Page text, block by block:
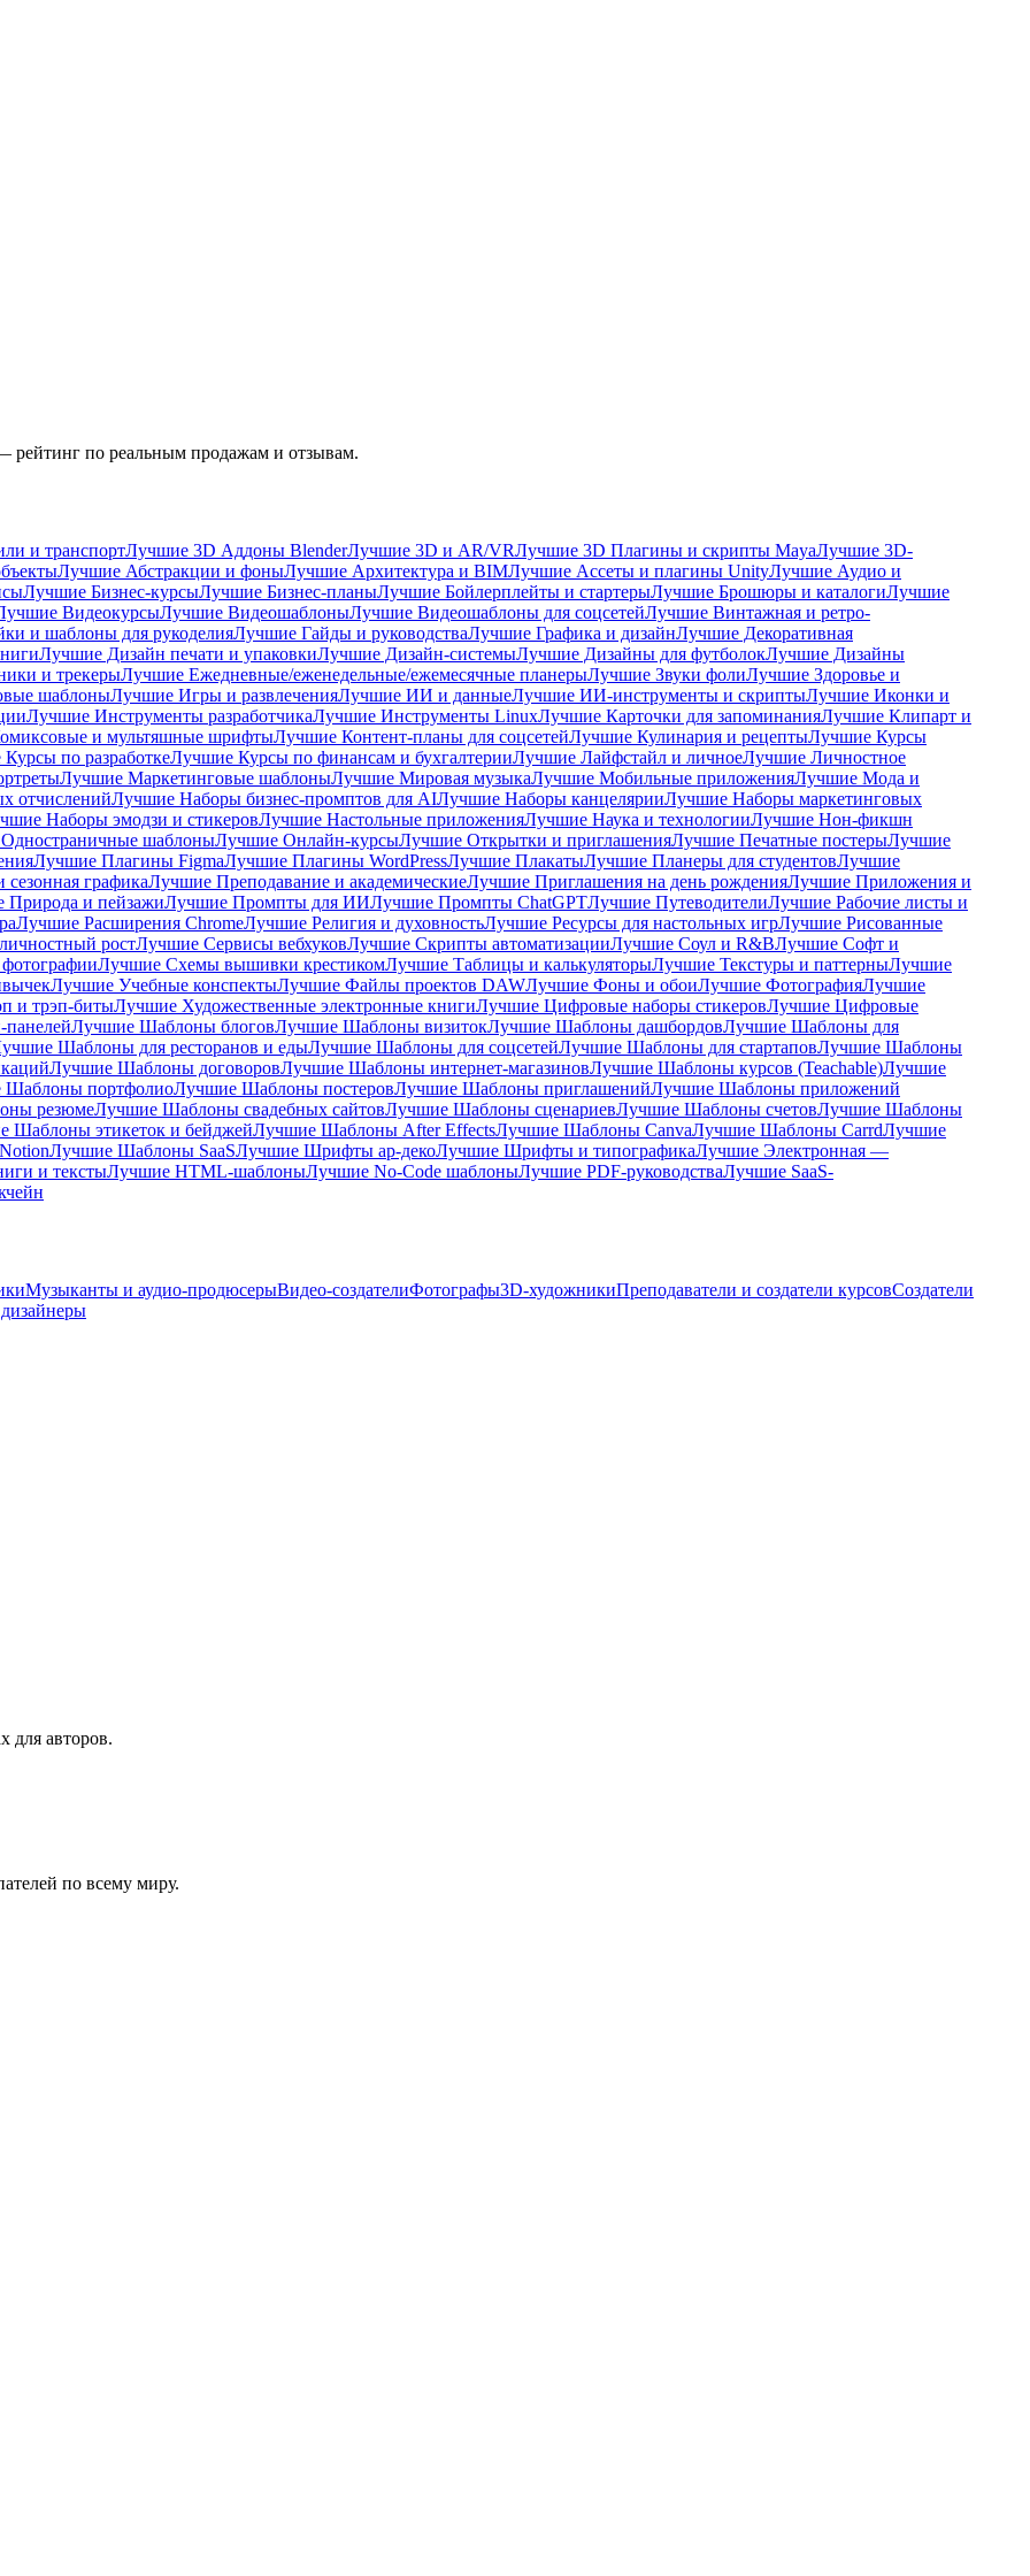
рейтинг по реальным продажам и отзывам.
и транспортЛучшие 3D Аддоны BlenderЛучшие 3D и AR/VRЛучшие 3D Плагины и скрипты MayaЛучшие 3D-
Лучшие Абстракции и фоныЛучшие Архитектура и BIMЛучшие Ассеты и плагины UnityЛучшие Аудио и
Лучшие Бизнес-курсыЛучшие Бизнес-планыЛучшие Бойлерплейты и стартерыЛучшие Брошюры и каталогиЛучшие
ВидеокурсыЛучшие ВидеошаблоныЛучшие Видеошаблоны для соцсетейЛучшие Винтажная и ретро-
и шаблоны для рукоделияЛучшие Гайды и руководстваЛучшие Графика и дизайнЛучшие Декоративная
Лучшие Дизайн печати и упаковкиЛучшие Дизайн-системыЛучшие Дизайны для футболокЛучшие Дизайны
и трекерыЛучшие Ежедневные/еженедельные/ежемесячные планерыЛучшие Звуки фолиЛучшие Здоровье и
шаблоныЛучшие Игры и развлеченияЛучшие ИИ и данныеЛучшие ИИ-инструменты и скриптыЛучшие Иконки и
Лучшие Инструменты разработчикаЛучшие Инструменты LinuxЛучшие Карточки для запоминанияЛучшие Клипарт и
и мультяшные шрифтыЛучшие Контент-планы для соцсетейЛучшие Кулинария и рецептыЛучшие Курсы
по разработкеЛучшие Курсы по финансам и бухгалтерииЛучшие Лайфстайл и личноеЛучшие Личностное
Лучшие Маркетинговые шаблоныЛучшие Мировая музыкаЛучшие Мобильные приложенияЛучшие Мода и
отчисленийЛучшие Наборы бизнес-промптов для AIЛучшие Наборы канцелярииЛучшие Наборы маркетинговых
Наборы эмодзи и стикеровЛучшие Настольные приложенияЛучшие Наука и технологииЛучшие Нон-фикшн
шаблоныЛучшие Онлайн-курсыЛучшие Открытки и приглашенияЛучшие Печатные постерыЛучшие
Лучшие Плагины FigmaЛучшие Плагины WordPressЛучшие ПлакатыЛучшие Планеры для студентовЛучшие
графикаЛучшие Преподавание и академическиеЛучшие Приглашения на день рожденияЛучшие Приложения и
Природа и пейзажиЛучшие Промпты для ИИЛучшие Промпты ChatGPTЛучшие ПутеводителиЛучшие Рабочие листы и
Лучшие Расширения ChromeЛучшие Религия и духовностьЛучшие Ресурсы для настольных игрЛучшие Рисованные
ростЛучшие Сервисы вебхуковЛучшие Скрипты автоматизацииЛучшие Соул и R&BЛучшие Софт и
Лучшие Схемы вышивки крестикомЛучшие Таблицы и калькуляторыЛучшие Текстуры и паттерныЛучшие
Лучшие Учебные конспектыЛучшие Файлы проектов DAWЛучшие Фоны и обоиЛучшие ФотографияЛучшие
и трэп-битыЛучшие Художественные электронные книгиЛучшие Цифровые наборы стикеровЛучшие Цифровые
Лучшие Шаблоны блоговЛучшие Шаблоны визитокЛучшие Шаблоны дашбордовЛучшие Шаблоны для
Шаблоны для ресторанов и едыЛучшие Шаблоны для соцсетейЛучшие Шаблоны для стартаповЛучшие Шаблоны
Лучшие Шаблоны договоровЛучшие Шаблоны интернет-магазиновЛучшие Шаблоны курсов (Teachable)Лучшие
Шаблоны портфолиоЛучшие Шаблоны постеровЛучшие Шаблоны приглашенийЛучшие Шаблоны приложений
резюмеЛучшие Шаблоны свадебных сайтовЛучшие Шаблоны сценариевЛучшие Шаблоны счетовЛучшие Шаблоны
Шаблоны этикеток и бейджейЛучшие Шаблоны After EffectsЛучшие Шаблоны CanvaЛучшие Шаблоны CarrdЛучшие
Лучшие Шаблоны SaaSЛучшие Шрифты ар-декоЛучшие Шрифты и типографикаЛучшие Электронная —
и текстыЛучшие HTML-шаблоныЛучшие No-Code шаблоныЛучшие PDF-руководстваЛучшие SaaS-
Музыканты и аудио-продюсерыВидео-создателиФотографы3D-художникиПреподаватели и создатели курсовСоздатели
для авторов.
по всему миру.